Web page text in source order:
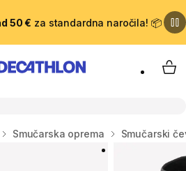
50 € za standardna naročila! 📦
Smučarska oprema Smučarski